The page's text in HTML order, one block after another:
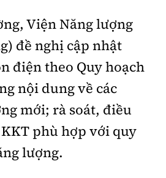
Viện Năng lượng
đề nghị cập nhật
điện theo Quy hoạch
nội dung về các
mới; rà soát, điều
phù hợp với quy
lượng.